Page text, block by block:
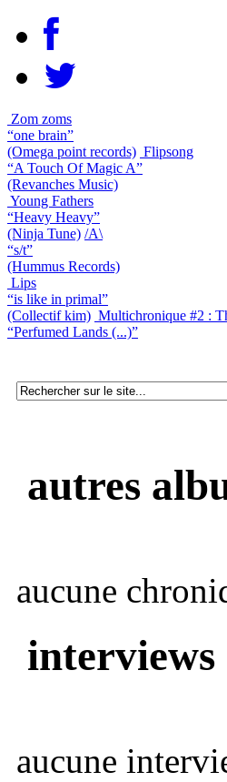
Zom zoms
“one brain”
(Omega point records) Flipsong
“A Touch Of Magic A”
(Revanches Music)
Young Fathers
“Heavy Heavy”
(Ninja Tune) /A\
“s/t”
(Hummus Records)
Lips
“is like in primal”
(Collectif kim) Multichronique #2 :
“Perfumed Lands (...)”
autres
aucune
interviews
aucune